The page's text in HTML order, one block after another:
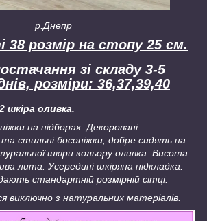
р.Днепр
38 розмір на стопу 25 см.
зі складу 3-5
розміри: 36,37,39,40
шкіра оливка.
на підборах. Декоровані
стильні босоніжки, добре сидять на
шкіри кольору оливка. Висота
лита. Усередині шкіряна підкладка.
стандартній розмірній сітці.
виключно з натуральних матеріалів.